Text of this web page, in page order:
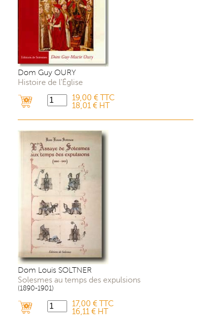
Dom Guy OURY
Histoire de l'Église
19,00 € TTC
18,01 € HT
Dom Louis SOLTNER
Solesmes au temps des expulsions
(1890-1901)
17,00 € TTC
16,11 € HT